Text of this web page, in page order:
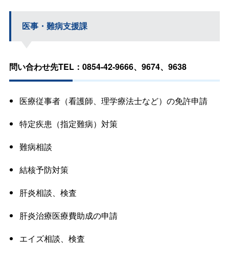
医事・難病支援課
問い合わせ先TEL：0854-42-9666、9674、9638
医療従事者（看護師、理学療法士など）の免許申請
特定疾患（指定難病）対策
難病相談
結核予防対策
肝炎相談、検査
肝炎治療医療費助成の申請
エイズ相談、検査